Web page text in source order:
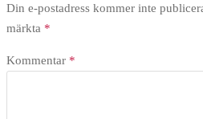
Din e-postadress kommer inte
märkta *
Kommentar *